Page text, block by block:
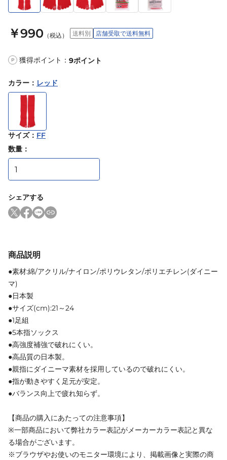
￥990 （税込） 送料別 店舗受取で送料無料
P 獲得ポイント： 9ポイント
カラー ： レッド
サイズ： FF
数量：
シェアする
商品説明
●素材:綿/アクリル/ナイロン/ポリウレタン/ポリエチレン(ダイニー
マ)
●日本製
●サイズ(cm):21～24
●1足組
●5本指ソックス
●高強度補強で破れにくい。
●高品質の日本製。
●親指にダイニーマ素材を採用しているので破れにくい。
●指が動きやすく足元が安定。
●バランス向上で疲れ知らず。
【商品の購入にあたっての注意事項】
※一部商品において弊社カラー表記がメーカーカラー表記と異な
る場合がございます。
※ブラウザやお使いのモニター環境により、掲載画像と実際の商